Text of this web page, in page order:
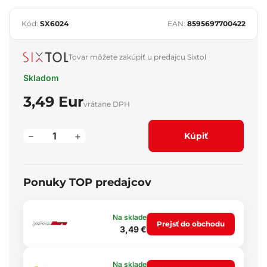
Kód: SX6024 EAN: 8595697700422
Tovar môžete zakúpiť u predajcu Sixtol
Skladom
3,49 Eurvrátane DPH
+
– Kúpiť
Ponuky TOP predajcov
Na sklade
3,49 €
Prejsť do obchodu
Na sklade